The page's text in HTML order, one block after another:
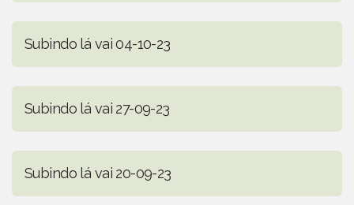
Subindo lá vai 04-10-23
Subindo lá vai 27-09-23
Subindo lá vai 20-09-23